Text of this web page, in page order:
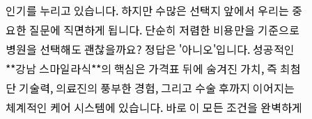
인기를 누리고 있습니다. 하지만 수많은 선택지 앞에서 우리는 중
요한 질문에 직면하게 됩니다. 단순히 저렴한 비용만을 기준으로
병원을 선택해도 괜찮을까요? 정답은 '아니오'입니다. 성공적인
**강남 스마일라식**의 핵심은 가격표 뒤에 숨겨진 가치, 즉 최첨
단 기술력, 의료진의 풍부한 경험, 그리고 수술 후까지 이어지는
체계적인 케어 시스템에 있습니다. 바로 이 모든 조건을 완벽하게